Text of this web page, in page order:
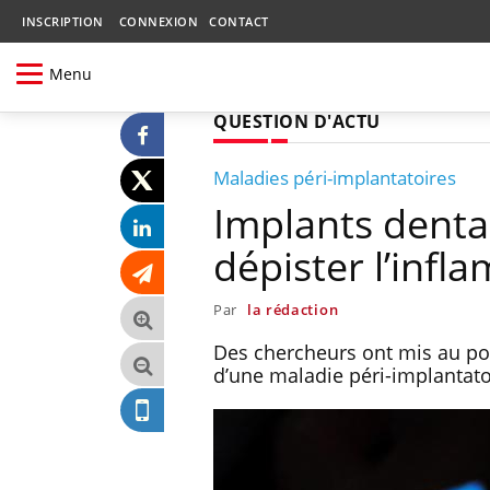
INSCRIPTION CONNEXION CONTACT
Menu
QUESTION D'ACTU
Maladies péri-implantatoires
Implants
dépister
Par la rédaction
Des chercheurs ont mis au
d’une maladie péri-